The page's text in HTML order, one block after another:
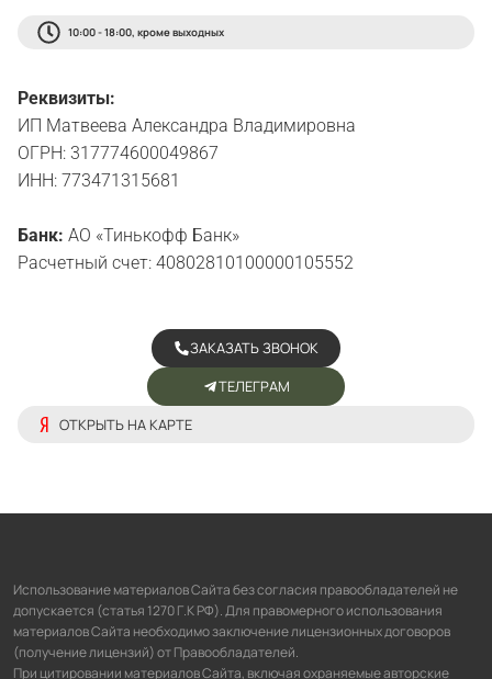
10:00 - 18:00, кроме выходных
Реквизиты:
ИП Матвеева Александра Владимировна
ОГРН: 317774600049867
ИНН: 773471315681
Банк: АО «Тинькофф Банк»
Расчетный счет: 40802810100000105552
ОТКРЫТЬ НА КАРТЕ
ТЕЛЕГРАМ
ЗАКАЗАТЬ ЗВОНОК
Использование материалов Сайта без согласия правообладателей не
допускается (статья 1270 Г.К РФ). Для правомерного использования
материалов Сайта необходимо заключение лицензионных договоров
(получение лицензий) от Правообладателей.
При цитировании материалов Сайта, включая охраняемые авторские